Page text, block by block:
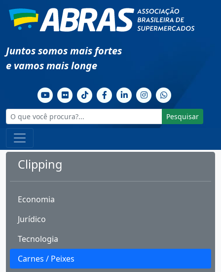
Juntos somos mais fortes
e vamos mais longe
Pesquisar
Clipping
Economia
Jurídico
Tecnologia
Carnes / Peixes